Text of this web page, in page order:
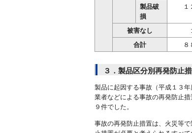
製品破
損
１
被害なし
合計
８
３．製品区分別再発防止
製品に起因する事故（平成１３
業者などによる事故の再発防止
９件でした。
事故の再発防止措置は、火災等